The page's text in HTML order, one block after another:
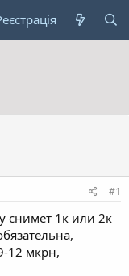
#1
снимет 1к или 2к
12 мкрн,